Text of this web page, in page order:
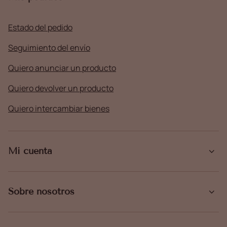
Estado del pedido
Seguimiento del envío
Quiero anunciar un producto
Quiero devolver un producto
Quiero intercambiar bienes
Mi cuenta
Sobre nosotros